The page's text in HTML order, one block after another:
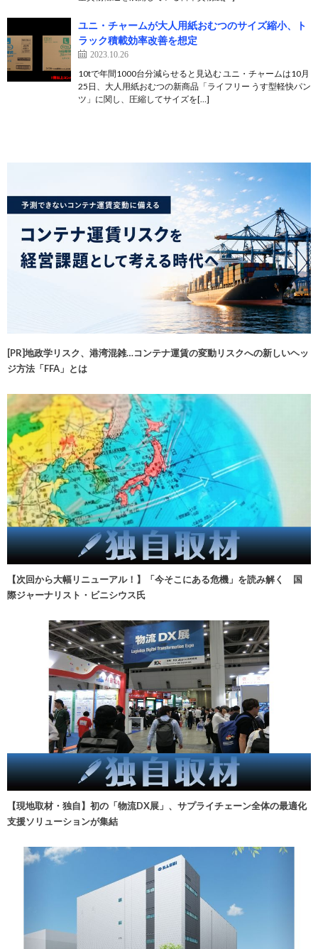
ユニ・チャームが大人用紙おむつのサイズ縮小、ト
ラック積載効率改善を想定
2023.10.26
10tで年間1000台分減らせると見込む ユニ・チャームは10月
25日、大人用紙おむつの新商品「ライフリー うす型軽快パン
ツ」に関し、圧縮してサイズを[…]
[PR]地政学リスク、港湾混雑…コンテナ運賃の変動リスクへの新しいヘッ
ジ方法「FFA」とは
【次回から大幅リニューアル！】「今そこにある危機」を読み解く 国
際ジャーナリスト・ビニシウス氏
【現地取材・独自】初の「物流DX展」、サプライチェーン全体の最適化
支援ソリューションが集結